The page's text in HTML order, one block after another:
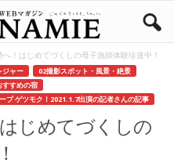
へ！はじめてづくしの母子漁師体験珍道中！
ジャー
02撮影スポット・風景・絶景
すすめの宿
ブ ゲツモク！2021.1.7出演の記者さんの記事
じめてづくしの